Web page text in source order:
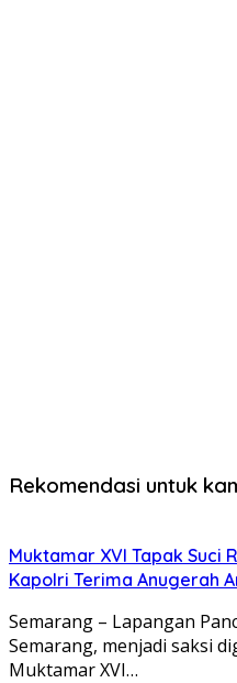
Rekomendasi untuk
Muktamar XVI Tapak Suci
Kapolri Terima Anugerah
Semarang – Lapangan
Semarang, menjadi saksi
Muktamar XVI…